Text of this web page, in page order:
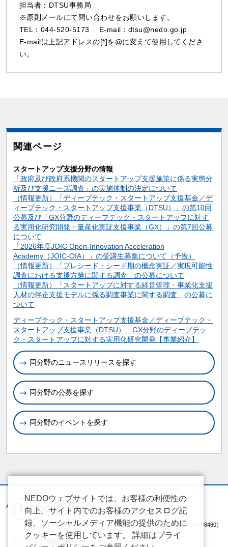
担当者：DTSU事務局
※原則メールにて問い合わせをお願いします。
TEL：044-520-5173 E-mail：dtsu@nedo.go.jp
E-mailは上記アドレスの[*]を@に変えて使用してくださ
い。
関連ページ
スタートアップ支援分野の情報
「政府及び政府系機関のスタートアップ支援施策に係る実態分
析及び支援ニーズ調査」の実施体制の決定について
（情報更新）「ディープテック・スタートアップ支援基金／デ
ィープテック・スタートアップ支援事業（DTSU）」の第10回
公募及び「GX分野のディープテック・スタートアップに対す
る実用化研究開発・量産化実証支援事業（GX）」の第7回公募
について
「2026年度JOIC Open-Innovation Acceleration
Academy（JOIC-OIA）」の受講生募集について（予告）
（情報更新）「プレシード・シード期の概念実証／実現可能性
調査における支援方策に関する調査」の公募について
（情報更新）「スタートアップに対する経営管理・事業化支援
人材の伴走支援モデルに係る調査事業に関する調査」の公募に
ついて
関連情報
ディープテック・スタートアップ支援基金／ディープテック・
スタートアップ支援事業（DTSU）、GX分野のディープテッ
ク・スタートアップに対する実用化研究開発【事業紹介】
同分野のニュースリリースを探す
同分野の公募を探す
同分野のイベントを探す
（法人番号 2020005008480）
NEDOウェブサイトでは、お客様の利便性の
向上、サイト内でのお客様のアクセスログ記
録、ソーシャルメディア機能の提供のために
クッキーを使用しています。 詳細はプライ